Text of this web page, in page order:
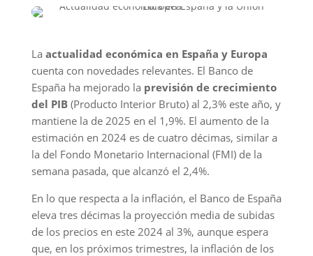
La actualidad económica en España y Europa
cuenta con novedades relevantes. El Banco de
España ha mejorado la previsión de crecimiento
del PIB(Producto Interior Bruto) al 2,3% este año, y
mantiene la de 2025 en el 1,9%. El aumento de la
estimación en 2024 es de cuatro décimas, similar a
la del Fondo Monetario Internacional (FMI) de la
semana pasada, que alcanzó el 2,4%.
En lo que respecta a la inflación, el Banco de España
eleva tres décimas la proyección media de subidas
de los precios en este 2024 al 3%, aunque espera
que, en los próximos trimestres, la inflación de los